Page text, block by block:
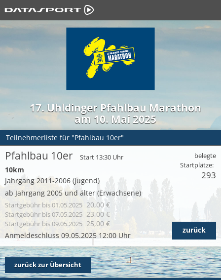
17. Uhldinger Pfahlbau Marathon
am 10. Mai 2025
Teilnehmerliste für "Pfahlbau 10er"
Pfahlbau 10er Start 13:30 Uhr
10km
Jahrgang 2011-2006 (Jugend)
ab Jahrgang 2005 und älter (Erwachsene)
Startgebühr bis 01.05.2025 20,00 €
Startgebühr bis 07.05.2025 23,00 €
Startgebühr bis 09.05.2025 25,00 €
Anmeldeschluss 09.05.2025 12:00 Uhr
belegte
Startplätze:
293
zurück
zurück zur Übersicht